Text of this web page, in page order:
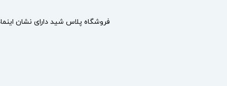
فروشگاه پلاس شید دارای نشان